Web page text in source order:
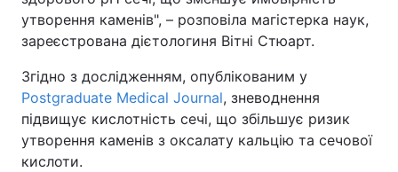
утворення каменів", – розповіла магістерка наук,
зареєстрована дієтологиня Вітні Стюарт.
Згідно з дослідженням, опублікованим у
Postgraduate Medical Journal, зневоднення
підвищує кислотність сечі, що збільшує ризик
утворення каменів з оксалату кальцію та сечової
кислоти.